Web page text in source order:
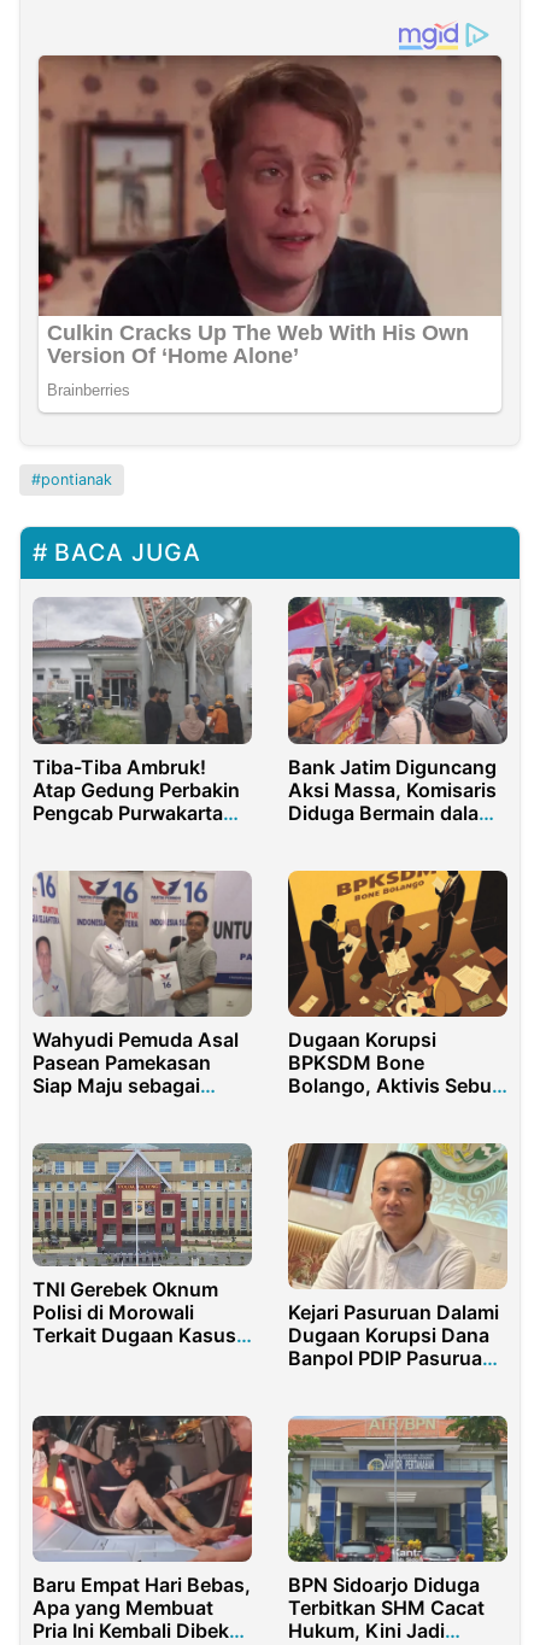
pontianak
BACA JUGA
Tiba-Tiba Ambruk!
Atap Gedung Perbakin
Pengcab Purwakarta
Bank Jatim Diguncang
Aksi Massa, Komisaris
Diduga Bermain dalam
Wahyudi Pemuda Asal
Pasean Pamekasan
Siap Maju sebagai
Dugaan Korupsi
BPKSDM Bone
Bolango, Aktivis Sebut
TNI Gerebek Oknum
Polisi di Morowali
Terkait Dugaan Kasus
Kejari Pasuruan Dalami
Dugaan Korupsi Dana
Banpol PDIP Pasuruan
Baru Empat Hari Bebas,
Apa yang Membuat
Pria Ini Kembali Dibekuk
BPN Sidoarjo Diduga
Terbitkan SHM Cacat
Hukum, Kini Jadi